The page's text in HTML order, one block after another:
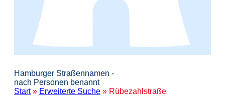
Hamburger Straßennamen -
nach Personen benannt
Start» Erweiterte Suche » Rübezahlstraße